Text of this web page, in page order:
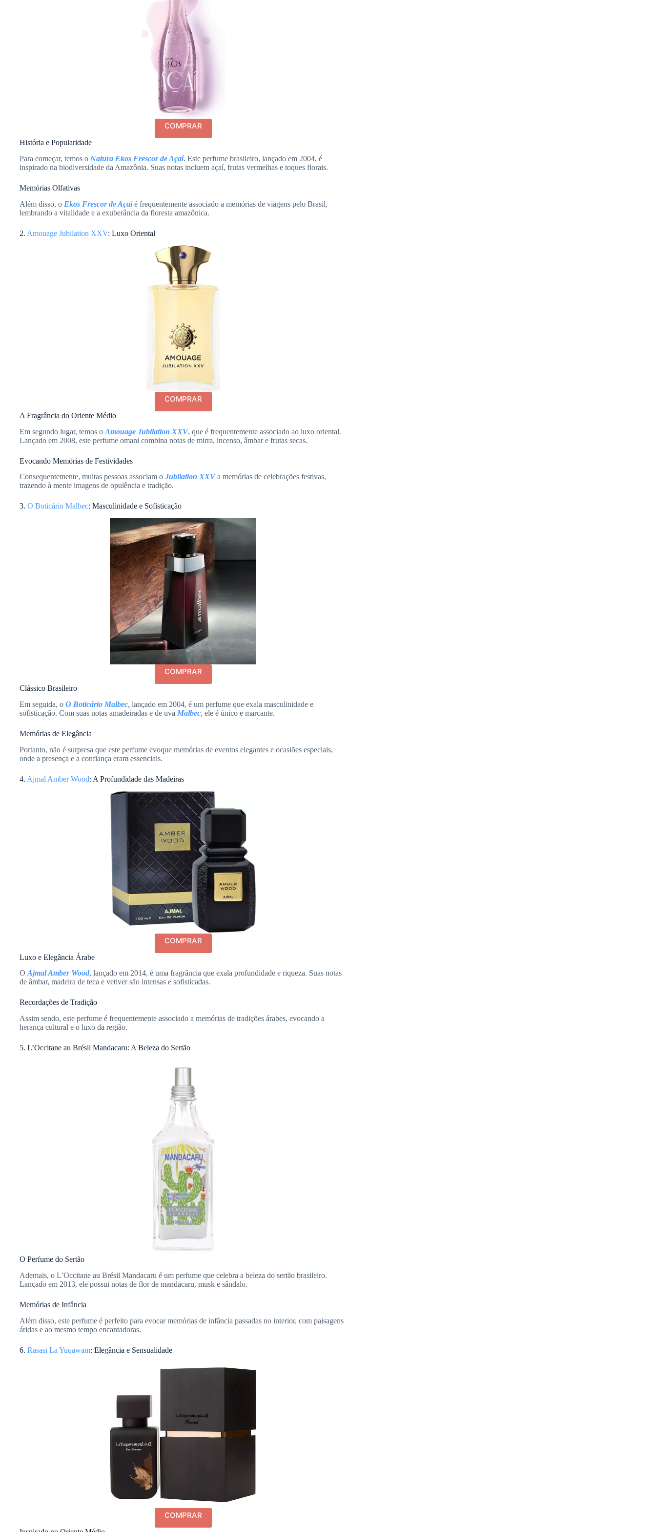
COMPRAR
História e Popularidade
Para começar, temos o Natura Ekos Frescor de Açaí. Este perfume brasileiro, lançado em 2004, é
inspirado na biodiversidade da Amazônia. Suas notas incluem açaí, frutas vermelhas e toques florais.
Memórias Olfativas
Além disso, o Ekos Frescor de Açaíé frequentemente associado a memórias de viagens pelo Brasil,
lembrando a vitalidade e a exuberância da floresta amazônica.
2. Amouage Jubilation XXV: Luxo Oriental
COMPRAR
A Fragrância do Oriente Médio
Em segundo lugar, temos o Amouage Jubilation XXV, que é frequentemente associado ao luxo oriental.
Lançado em 2008, este perfume omani combina notas de mirra, incenso, âmbar e frutas secas.
Evocando Memórias de Festividades
Consequentemente, muitas pessoas associam o Jubilation XXVa memórias de celebrações festivas,
trazendo à mente imagens de opulência e tradição.
3. O Boticário Malbec: Masculinidade e Sofisticação
COMPRAR
Clássico Brasileiro
Em seguida, o O Boticário Malbec, lançado em 2004, é um perfume que exala masculinidade e
sofisticação. Com suas notas amadeiradas e de uva Malbec, ele é único e marcante.
Memórias de Elegância
Portanto, não é surpresa que este perfume evoque memórias de eventos elegantes e ocasiões especiais,
onde a presença e a confiança eram essenciais.
4. Ajmal Amber Wood: A Profundidade das Madeiras
COMPRAR
Luxo e Elegância Árabe
O Ajmal Amber Wood, lançado em 2014, é uma fragrância que exala profundidade e riqueza. Suas notas
de âmbar, madeira de teca e vetiver são intensas e sofisticadas.
Recordações de Tradição
Assim sendo, este perfume é frequentemente associado a memórias de tradições árabes, evocando a
herança cultural e o luxo da região.
5. L’Occitane au Brésil Mandacaru: A Beleza do Sertão
O Perfume do Sertão
Ademais, o L’Occitane au Brésil Mandacaru é um perfume que celebra a beleza do sertão brasileiro.
Lançado em 2013, ele possui notas de flor de mandacaru, musk e sândalo.
Memórias de Infância
Além disso, este perfume é perfeito para evocar memórias de infância passadas no interior, com paisagens
áridas e ao mesmo tempo encantadoras.
6. Rasasi La Yuqawam: Elegância e Sensualidade
COMPRAR